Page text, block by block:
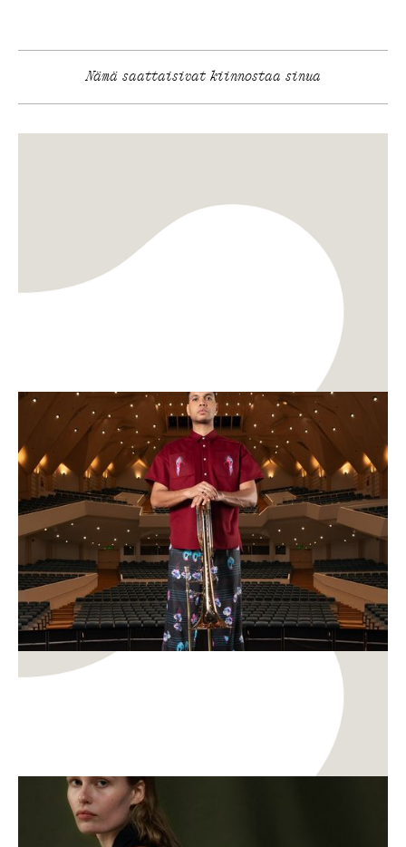
Nämä saattaisivat kiinnostaa sinua
Muoti ja tekstiili Musiikki
Pispala Clothing x Tampere Filharmonia –
ainutlaatuinen yhteistyömallisto
Muoti ja tekstiili Innovaatiot
ASK Scandinavia X Spinnova. Puukuitu
merkkilaukkujen materiaaliksi – väri tulee